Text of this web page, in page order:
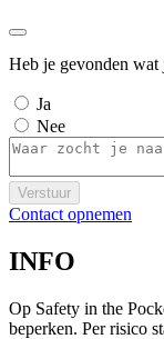
Heb je gevonden wat
Ja
Nee
Verstuur
Contact opnemen
INFO
Op Safety in the
beperken. Per risico